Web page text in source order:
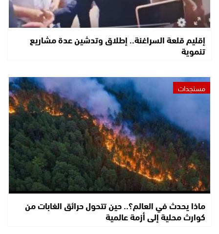
إقليم قلعة السراغنة.. إطلاق وتدشين عدة مشاريع
تنموية
مستجدات
ماذا يحدث في العالم؟.. حين تتحول حرائق الغابات من
كوارث محلية إلى أزمة عالمية